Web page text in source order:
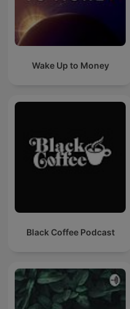
Wake Up to Money
Black Coffee Podcast